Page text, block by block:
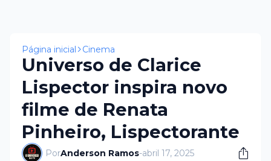
Página inicial Cinema
Universo de Clarice
Lispector inspira novo
filme de Renata
Pinheiro, Lispectorante
PorAnderson Ramos-abril 17, 2025